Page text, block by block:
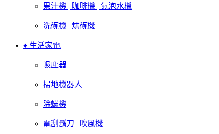
果汁機 | 咖啡機 | 氣泡水機
洗碗機 | 烘碗機
♦ 生活家電
吸塵器
掃地機器人
除蟎機
電刮鬍刀 | 吹風機